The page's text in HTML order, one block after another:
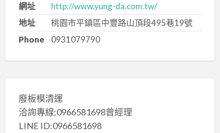
網址
http://www.yung-da.com.tw/
地址
桃園市平鎮區中豐路山頂段495巷19號
Phone
0931079790
廢板模清運
洽詢專線;0966581698曾經理
LINE ID:0966581698